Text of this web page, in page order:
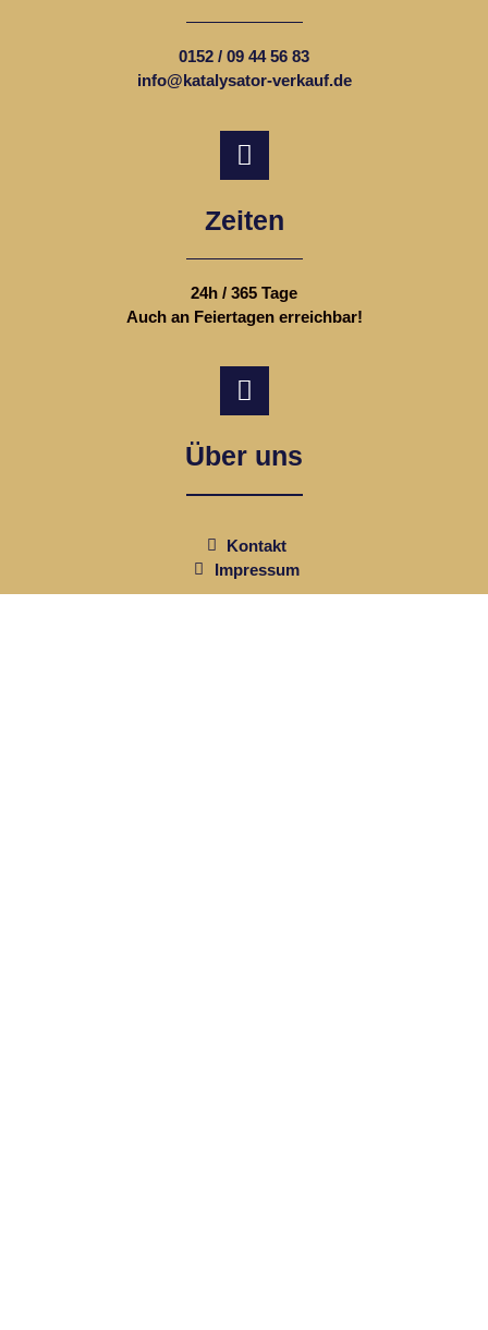
0152 / 09 44 56 83
info@katalysator-verkauf.de
Zeiten
24h / 365 Tage
Auch an Feiertagen erreichbar!
Über uns
Kontakt
Impressum